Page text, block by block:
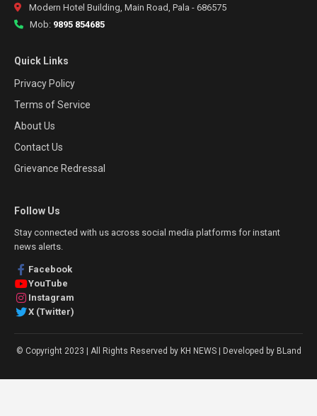
Modern Hotel Building, Main Road, Pala - 686575
Mob: 9895 854685
Quick Links
Privacy Policy
Terms of Service
About Us
Contact Us
Grievance Redressal
Follow Us
Stay connected with us across social media platforms for instant
news alerts.
Facebook
YouTube
Instagram
X (Twitter)
© Copyright 2023 | All Rights Reserved by KH NEWS | Developed by BLand